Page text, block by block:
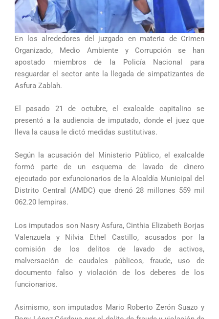
En los alrededores del juzgado en materia de Crimen
Organizado, Medio Ambiente y Corrupción se han
apostado miembros de la Policía Nacional para
resguardar el sector ante la llegada de simpatizantes de
Asfura Zablah.
El pasado 21 de octubre, el exalcalde capitalino se
presentó a la audiencia de imputado, donde el juez que
lleva la causa le dictó medidas sustitutivas.
Según la acusación del Ministerio Público, el exalcalde
formó parte de un esquema de lavado de dinero
ejecutado por exfuncionarios de la Alcaldía Municipal del
Distrito Central (AMDC) que drenó 28 millones 559 mil
062.20 lempiras.
Los imputados son Nasry Asfura, Cinthia Elizabeth Borjas
Valenzuela y Nilvia Ethel Castillo, acusados por la
comisión de los delitos de lavado de activos,
malversación de caudales públicos, fraude, uso de
documento falso y violación de los deberes de los
funcionarios.
Asimismo, son imputados Mario Roberto Zerón Suazo y